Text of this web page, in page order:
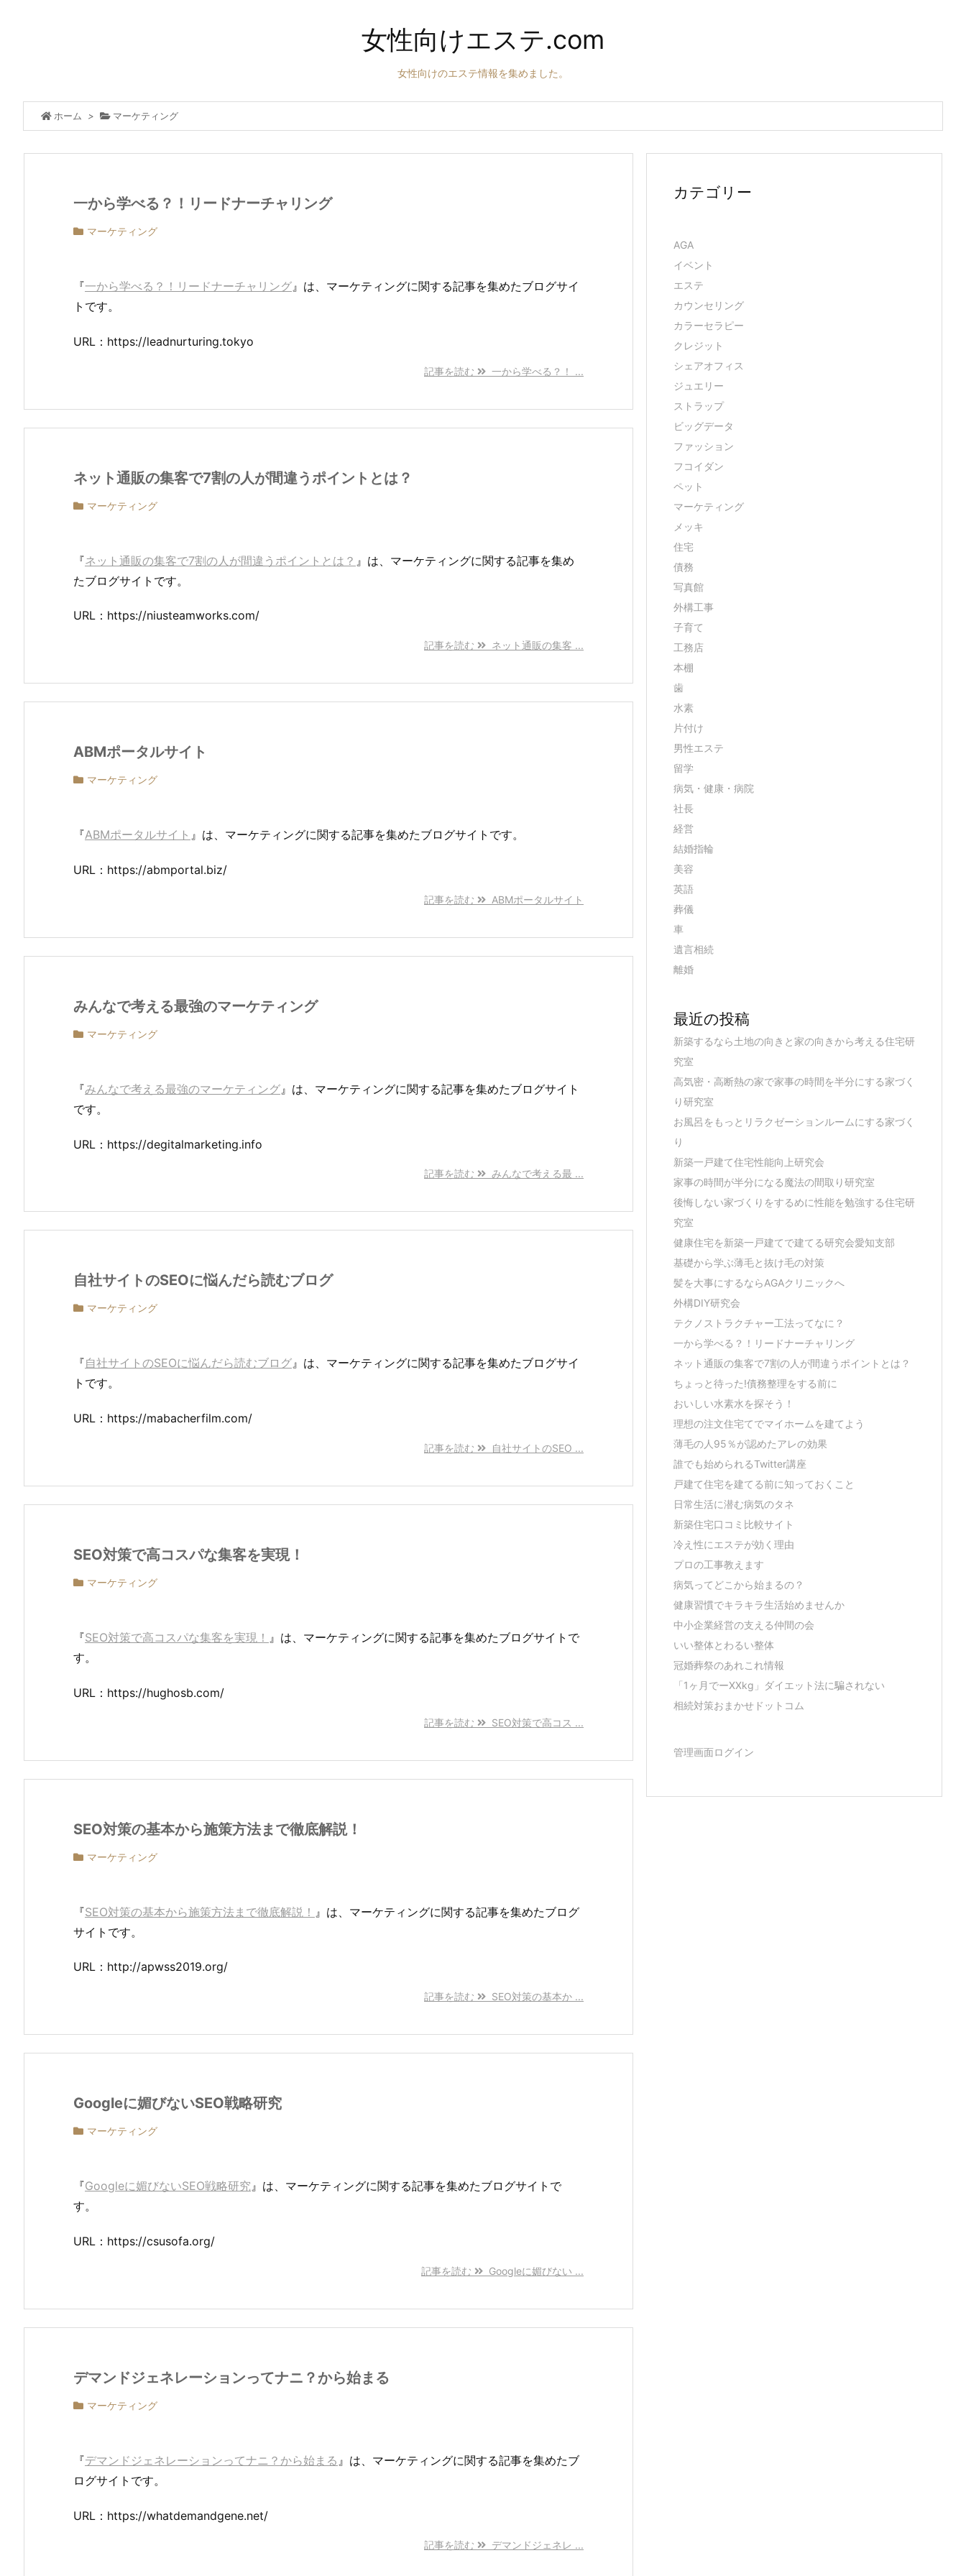
女性向けエステ.com
女性向けのエステ情報を集めました。
ホーム > マーケティング
一から学べる？！リードナーチャリング
マーケティング
『一から学べる？！リードナーチャリング』は、マーケティングに関する記事を集めたブログサイ
トです。
URL：https://leadnurturing.tokyo
記事を読む 一から学べる？！ ...
ネット通販の集客で7割の人が間違うポイントとは？
マーケティング
『ネット通販の集客で7割の人が間違うポイントとは？ 』は、マーケティングに関する記事を集め
たブログサイトです。
URL：https://niusteamworks.com/
記事を読む ネット通販の集客 ...
ABMポータルサイト
マーケティング
『ABMポータルサイト 』は、マーケティングに関する記事を集めたブログサイトです。
URL：https://abmportal.biz/
記事を読む ABMポータルサイト
みんなで考える最強のマーケティング
マーケティング
『みんなで考える最強のマーケティング 』は、マーケティングに関する記事を集めたブログサイト
です。
URL：https://degitalmarketing.info
記事を読む みんなで考える最 ...
自社サイトのSEOに悩んだら読むブログ
マーケティング
『自社サイトのSEOに悩んだら読むブログ』は、マーケティングに関する記事を集めたブログサイ
トです。
URL：https://mabacherfilm.com/
記事を読む 自社サイトのSEO ...
SEO対策で高コスパな集客を実現！
マーケティング
『SEO対策で高コスパな集客を実現！ 』は、マーケティングに関する記事を集めたブログサイトで
す。
URL：https://hughosb.com/
記事を読む SEO対策で高コス ...
SEO対策の基本から施策方法まで徹底解説！
マーケティング
『SEO対策の基本から施策方法まで徹底解説！ 』は、マーケティングに関する記事を集めたブログ
サイトです。
URL：http://apwss2019.org/
記事を読む SEO対策の基本か ...
Googleに媚びないSEO戦略研究
マーケティング
『Googleに媚びないSEO戦略研究』は、マーケティングに関する記事を集めたブログサイトで
す。
URL：https://csusofa.org/
記事を読む Googleに媚びない ...
デマンドジェネレーションってナニ？から始まる
マーケティング
『デマンドジェネレーションってナニ？から始まる 』は、マーケティングに関する記事を集めたブ
ログサイトです。
URL：https://whatdemandgene.net/
記事を読む デマンドジェネレ ...
カテゴリー
AGA
イベント
エステ
カウンセリング
カラーセラピー
クレジット
シェアオフィス
ジュエリー
ストラップ
ビッグデータ
ファッション
フコイダン
ペット
マーケティング
メッキ
住宅
債務
写真館
外構工事
子育て
工務店
本棚
歯
水素
片付け
男性エステ
留学
病気・健康・病院
社長
経営
結婚指輪
美容
英語
葬儀
車
遺言相続
離婚
最近の投稿
新築するなら土地の向きと家の向きから考える住宅研
究室
高気密・高断熱の家で家事の時間を半分にする家づく
り研究室
お風呂をもっとリラクゼーションルームにする家づく
り
新築一戸建て住宅性能向上研究会
家事の時間が半分になる魔法の間取り研究室
後悔しない家づくりをするめに性能を勉強する住宅研
究室
健康住宅を新築一戸建てで建てる研究会愛知支部
基礎から学ぶ薄毛と抜け毛の対策
髪を大事にするならAGAクリニックへ
外構DIY研究会
テクノストラクチャー工法ってなに？
一から学べる？！リードナーチャリング
ネット通販の集客で7割の人が間違うポイントとは？
ちょっと待った!債務整理をする前に
おいしい水素水を探そう！
理想の注文住宅てでマイホームを建てよう
薄毛の人95％が認めたアレの効果
誰でも始められるTwitter講座
戸建て住宅を建てる前に知っておくこと
日常生活に潜む病気のタネ
新築住宅口コミ比較サイト
冷え性にエステが効く理由
プロの工事教えます
病気ってどこから始まるの？
健康習慣でキラキラ生活始めませんか
中小企業経営の支える仲間の会
いい整体とわるい整体
冠婚葬祭のあれこれ情報
「1ヶ月でーXXkg」ダイエット法に騙されない
相続対策おまかせドットコム
管理画面ログイン